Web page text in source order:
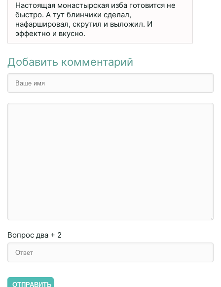
Настоящая монастырская изба готовится не
быстро. А тут блинчики сделал,
нафаршировал, скрутил и выложил. И
эффектно и вкусно.
Добавить комментарий
Вопрос два + 2
ОТПРАВИТЬ